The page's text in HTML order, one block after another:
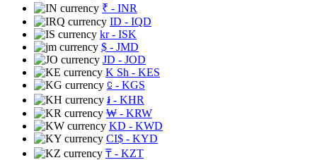
₹ - INR
ID - IQD
kr- ISK
$ - JMD
JD - JOD
K Sh - KES
⃀ - KGS
៛ - KHR
₩ - KRW
KD - KWD
CI$ - KYD
₸ - KZT